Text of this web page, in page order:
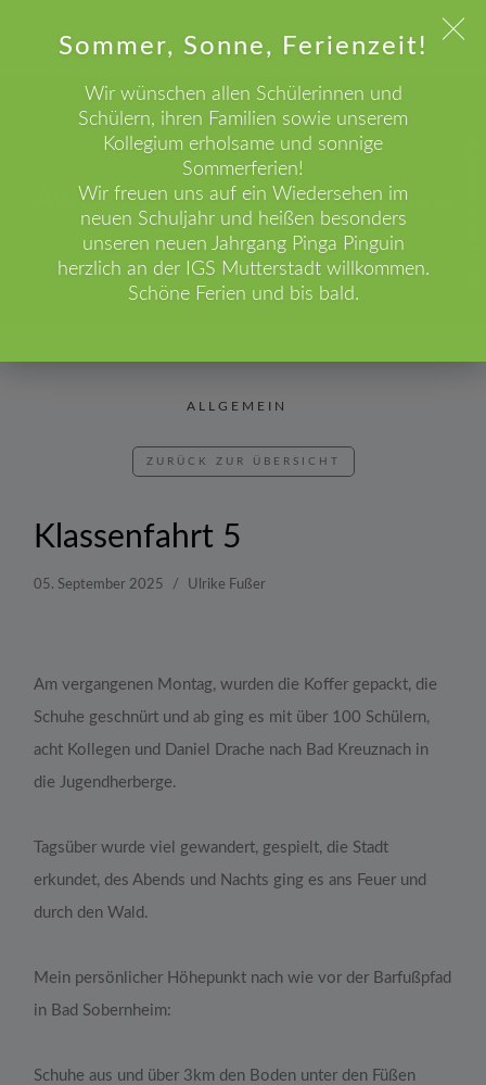
Sommer, Sonne, Ferienzeit!
Wir wünschen allen Schülerinnen und
Schülern, ihren Familien sowie unserem
Kollegium erholsame und sonnige
Sommerferien!
Wir freuen uns auf ein Wiedersehen im
neuen Schuljahr und heißen besonders
unseren neuen Jahrgang Pinga Pinguin
herzlich an der IGS Mutterstadt willkommen.
Schöne Ferien und bis bald.
Aktuelles
ALLGEMEIN
ZURÜCK ZUR ÜBERSICHT
Klassenfahrt 5
05. September 2025 Ulrike Fußer
Am vergangenen Montag, wurden die Koffer gepackt, die
Schuhe geschnürt und ab ging es mit über 100 Schülern,
acht Kollegen und Daniel Drache nach Bad Kreuznach in
die Jugendherberge.
Tagsüber wurde viel gewandert, gespielt, die Stadt
erkundet, des Abends und Nachts ging es ans Feuer und
durch den Wald.
Mein persönlicher Höhepunkt nach wie vor der Barfußpfad
in Bad Sobernheim:
Schuhe aus und über 3km den Boden unter den Füßen